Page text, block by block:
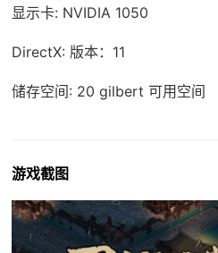
显示卡: NVIDIA 1050
DirectX: 版本：11
储存空间: 20 gilbert 可用空间
游戏截图